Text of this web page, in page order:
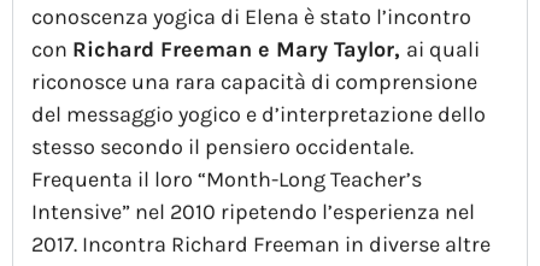
conoscenza yogica di Elena è stato l’incontro
con Richard Freeman e Mary Taylor, ai quali
riconosce una rara capacità di comprensione
del messaggio yogico e d’interpretazione dello
stesso secondo il pensiero occidentale.
Frequenta il loro “Month-Long Teacher’s
Intensive” nel 2010 ripetendo l’esperienza nel
2017. Incontra Richard Freeman in diverse altre